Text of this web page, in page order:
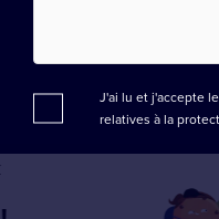
J'ai lu et j'accepte
relatives à la